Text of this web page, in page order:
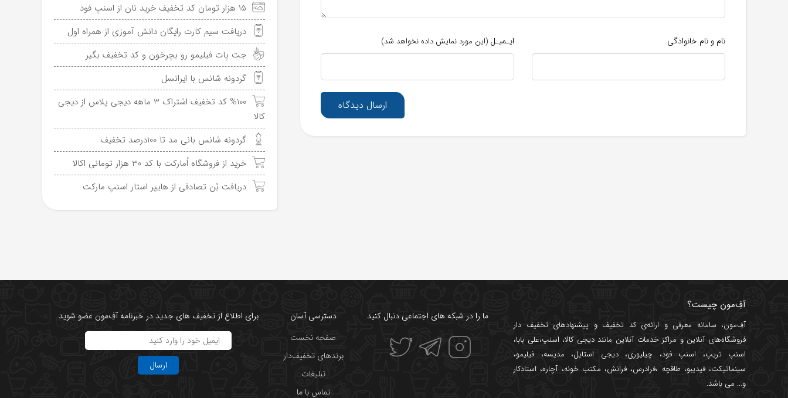
نام و نام خانوادگی ایـمیـل (این مورد نمایش داده نخواهد شد)
ارسال دیدگاه
15 هزار تومان کد تخفیف خرید نان از اسنپ فود
دریافت سیم کارت رایگان دانش آموزی از همراه اول
جت پات فیلیمو رو بچرخون و کد تخفیف بگیر
گردونه شانس با ایرانسل
%100 کد تخفیف اشتراک 3 ماهه دیجی پلاس از دیجی
کالا
گردونه شانس بانی مد تا 100درصد تخفیف
خرید از فروشگاه اُمارکت با کد 30 هزار تومانی اکالا
دریافت بُن تصادفی از هایپر استار اسنپ مارکت
آفِ‌مون چیست؟
آفِ‌مون، سامانه معرفی و ارائه‌یکد تخفیف و پیشنهادهای تخفیف دار
فروشگاه‌های آنلاین و مراکز خدمات آنلاین ماننددیجی کالا، اسنپ،علی بابا،
اسنپ تریپ، اسنپ فود، چیلیوری،دیجی استایل، مدیسه، فیلیمو،
سینماتیکت،فیدیبو، طاقچه ،فرادرس، فرانش، مکتب خونه،آچاره، استادکار
و... می باشد.
ما را در شبکه های اجتماعی دنبال کنید
دسترسی آسان
صفحه نخست
برندهای تخفیف‌دار
تبلیغات
تماس با ما
برای اطلاع از تخفیف های جدید در خبرنامه آفِ‌مون عضو شوید
ارسال